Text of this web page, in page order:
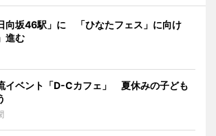
向坂46駅」に 「ひなたフェス」に向け
進む
イベント「D-Cカフェ」 夏休みの子ども